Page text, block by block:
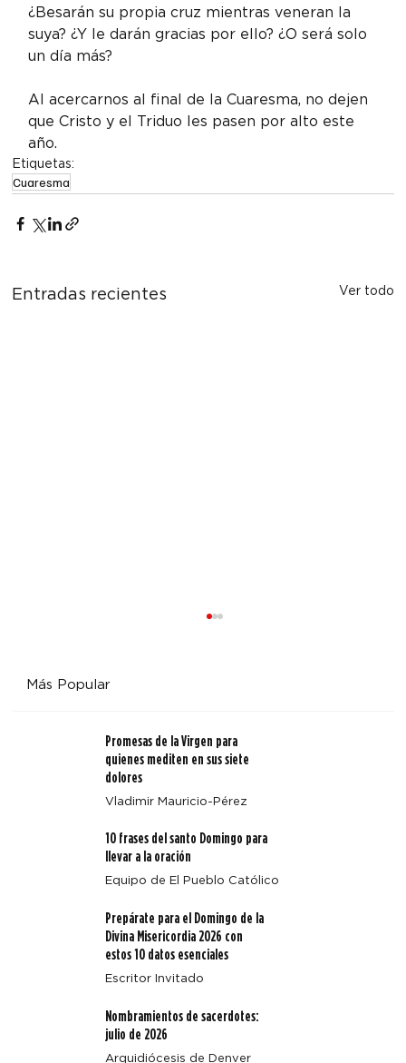
¿Besarán su propia cruz mientras veneran la
suya? ¿Y le darán gracias por ello? ¿O será solo
un día más?
Al acercarnos al final de la Cuaresma, no dejen
que Cristo y el Triduo les pasen por alto este
año.
Etiquetas:
Cuaresma
Entradas recientes Ver todo
campamento Annunciation Heights
Más Popular
Promesas de la Virgen para
quienes mediten en sus siete
dolores
Vladimir Mauricio-Pérez
10 frases del santo Domingo para
llevar a la oración
Equipo de El Pueblo Católico
Prepárate para el Domingo de la
Divina Misericordia 2026 con
estos 10 datos esenciales
Escritor Invitado
Nombramientos de sacerdotes:
julio de 2026
Arquidiócesis de Denver